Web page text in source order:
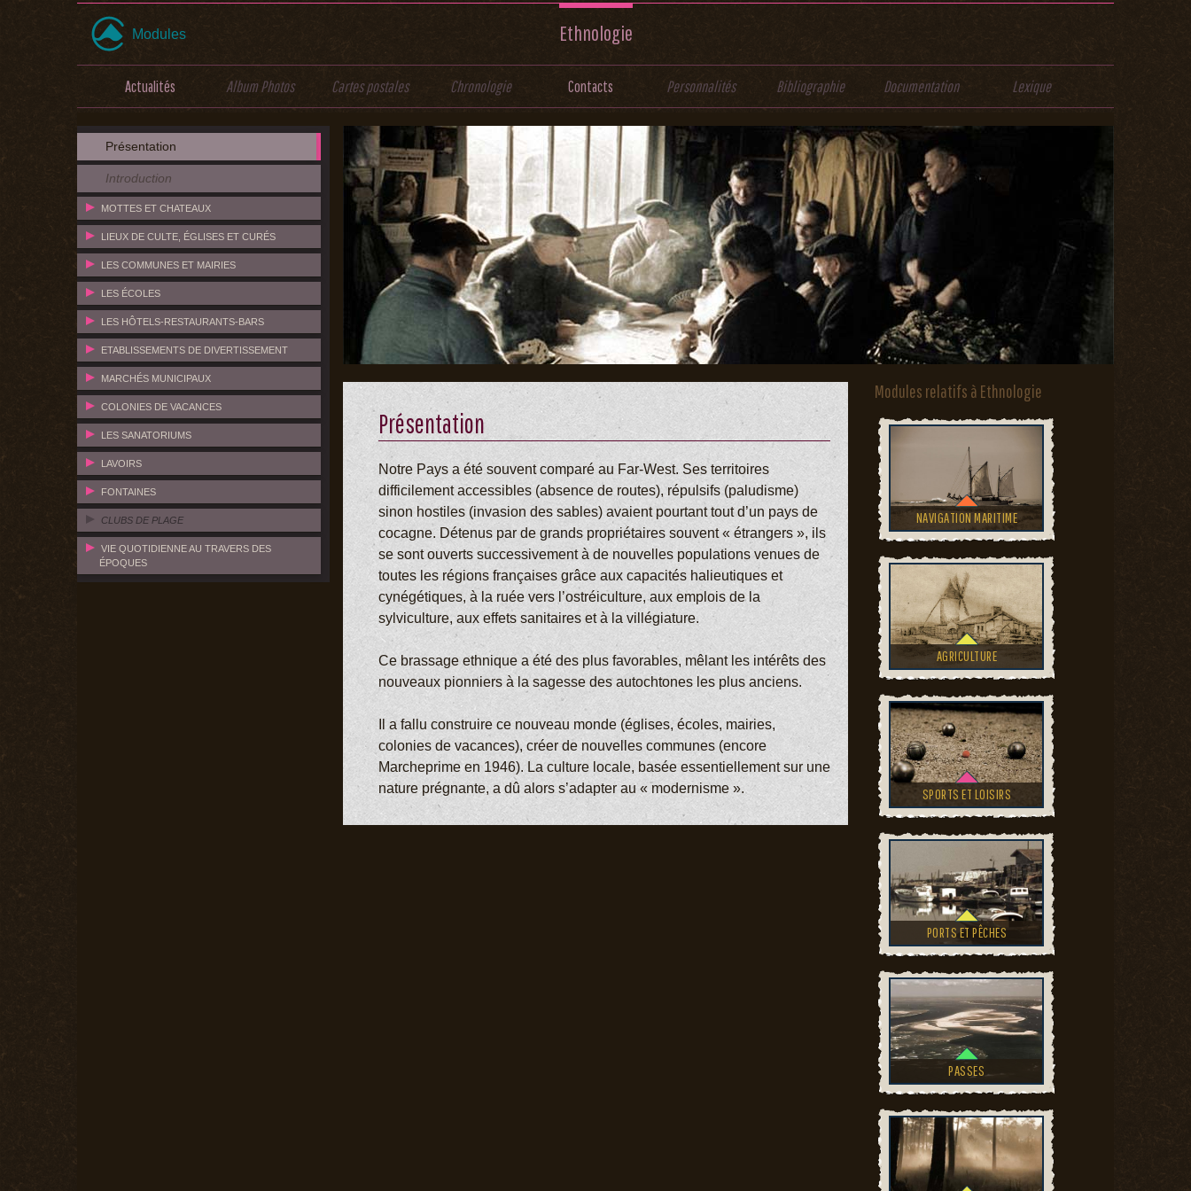
Modules Ethnologie
Actualités Album Photos Cartes postales Chronologie Contacts Personnalités Bibliographie Documentation Lexique
Présentation
Introduction
MOTTES ET CHATEAUX
LIEUX DE CULTE, ÉGLISES ET CURÉS
LES COMMUNES ET MAIRIES
LES ÉCOLES
LES HÔTELS-RESTAURANTS-BARS
ETABLISSEMENTS DE DIVERTISSEMENT
MARCHÉS MUNICIPAUX
COLONIES DE VACANCES
LES SANATORIUMS
LAVOIRS
FONTAINES
CLUBS DE PLAGE
VIE QUOTIDIENNE AU TRAVERS DES
ÉPOQUES
Présentation
Notre Pays a été souvent comparé au Far-West. Ses territoires
difficilement accessibles (absence de routes), répulsifs (paludisme)
sinon hostiles (invasion des sables) avaient pourtant tout d’un pays de
cocagne. Détenus par de grands propriétaires souvent « étrangers », ils
se sont ouverts successivement à de nouvelles populations venues de
toutes les régions françaises grâce aux capacités halieutiques et
cynégétiques, à la ruée vers l’ostréiculture, aux emplois de la
sylviculture, aux effets sanitaires et à la villégiature.
Ce brassage ethnique a été des plus favorables, mêlant les intérêts des
nouveaux pionniers à la sagesse des autochtones les plus anciens.
Il a fallu construire ce nouveau monde (églises, écoles, mairies,
colonies de vacances), créer de nouvelles communes (encore
Marcheprime en 1946). La culture locale, basée essentiellement sur une
nature prégnante, a dû alors s’adapter au « modernisme ».
Modules relatifs à Ethnologie
NAVIGATION MARITIME
AGRICULTURE
SPORTS ET LOISIRS
PORTS ET PÊCHES
PASSES